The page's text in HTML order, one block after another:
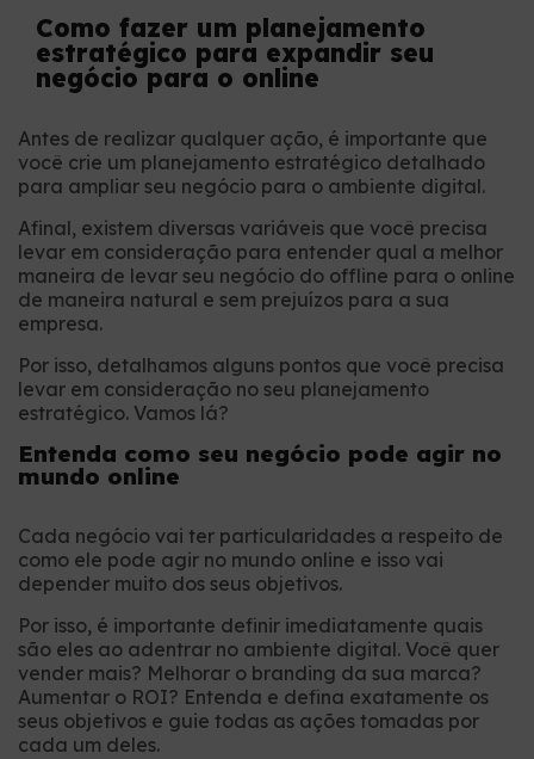
Como fazer um planejamento
estratégico para expandir seu
negócio para o online
Antes de realizar qualquer ação, é importante que
você crie um planejamento estratégico detalhado
para ampliar seu negócio para o ambiente digital.
Afinal, existem diversas variáveis que você precisa
levar em consideração para entender qual a melhor
maneira de levar seu negócio do offline para o online
de maneira natural e sem prejuízos para a sua
empresa.
Por isso, detalhamos alguns pontos que você precisa
levar em consideração no seu planejamento
estratégico. Vamos lá?
Entenda como seu negócio pode agir no
mundo online
Cada negócio vai ter particularidades a respeito de
como ele pode agir no mundo online e isso vai
depender muito dos seus objetivos.
Por isso, é importante definir imediatamente quais
são eles ao adentrar no ambiente digital. Você quer
vender mais? Melhorar o branding da sua marca?
Aumentar o ROI? Entenda e defina exatamente os
seus objetivos e guie todas as ações tomadas por
cada um deles.